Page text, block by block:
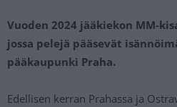
Vuoden 2024 jääkiekon MM-
jossa pelejä pääsevät
pääkaupunki Praha.
Edellisen kerran Prahassa ja